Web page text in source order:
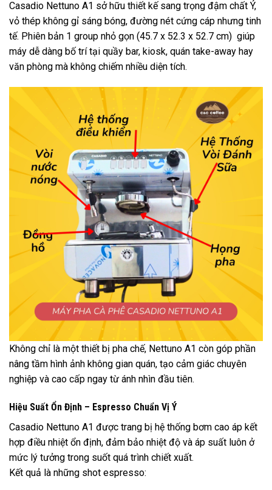
Casadio Nettuno A1 sở hữu thiết kế sang trọng đậm chất Ý,
vỏ thép không gỉ sáng bóng, đường nét cứng cáp nhưng tinh
tế. Phiên bản 1 group nhỏ gọn (45.7 x 52.3 x 52.7 cm) giúp
máy dễ dàng bố trí tại quầy bar, kiosk, quán take-away hay
văn phòng mà không chiếm nhiều diện tích.
Không chỉ là một thiết bị pha chế, Nettuno A1 còn góp phần
nâng tầm hình ảnh không gian quán, tạo cảm giác chuyên
nghiệp và cao cấp ngay từ ánh nhìn đầu tiên.
Hiệu Suất Ổn Định – Espresso Chuẩn Vị Ý
Casadio Nettuno A1 được trang bị hệ thống bơm cao áp kết
hợp điều nhiệt ổn định, đảm bảo nhiệt độ và áp suất luôn ở
mức lý tưởng trong suốt quá trình chiết xuất.
Kết quả là những shot espresso: